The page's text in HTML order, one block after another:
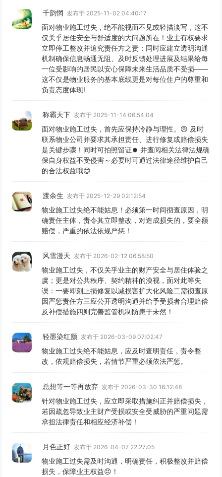
千韵惘 发布于 2025-11-02 04:40:17
面对物业施工过失，绝不能视而不见或轻描淡写，这不
仅关乎居住安全与舒适度的大问题所在！业主有权要求
立即停工整改并追究责任方之责；同时应建立透明沟通
机制确保信息畅通无阻、及时反馈处理进展及结果给每
一位受影响的居民以安心保障未来生活品质不受损——
这不仅是物业服务的基本底线更是对每位住户的尊重和
负责态度体现!
称霸天下 发布于 2025-11-14 06:54:04
面对物业施工过失，首先应保持冷静与理性。😠 及时
联系物业公司并要求其承担责任、进行修复或赔偿损失
是关键步骤！同时可拍照留证⏺️ 并查阅相关法律法规确
保自身权益不受侵害～必要时可通过法律途径维护自己
的合法权益哦😊
渡余生 发布于 2025-12-29 02:12:54
物业施工过失绝不能姑息！必须第一时间彻查原因，明
确责任主体，责令其立即整改，对造成损失的，要全额
赔偿，严重的依法依规严惩！
风雪漫天 发布于 2026-02-12 06:58:50
物业施工过失，不仅关乎业主的财产安全与居住体验之
虞；更是对公共秩序、契约精神的漠视，面对此等失
误：一要即刻止损修复以减损害扩大化风险二需彻查原
因严惩责任方三应公开透明沟通并给予受损者合理赔偿
及补偿措施四则完善监管机制防患于未然！
轻墨染红颜 发布于 2026-03-09 07:02:47
物业施工过失绝不能姑息，应及时查明责任，责令整
改，依规赔偿损失，若情节严重必须依法严惩。
总想等一等再放弃 发布于 2026-03-30 16:12:48
针对物业施工过失，应立即采取措施纠正并赔偿损失，
若因疏忽导致业主财产受损或安全受威胁的严重问题需
承担法律责任和相应经济补偿！
月色正好 发布于 2026-04-07 22:27:05
物业施工过失需及时沟通，明确责任，积极整改并赔偿
损失，保障业主权益😠！